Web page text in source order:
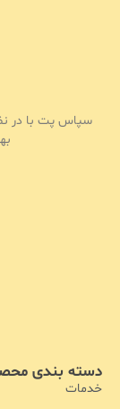
دسته بندی
خدمات
سپاس پت با در